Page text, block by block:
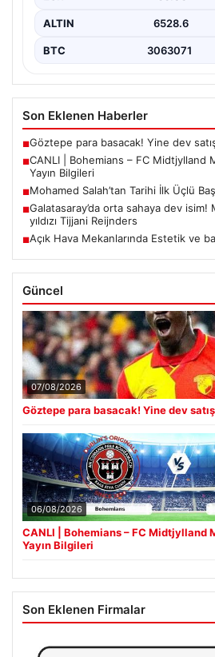
ALTIN 6528.6
BTC 3063071
Son Eklenen Haberler
■Göztepe para basacak! Yine dev
■CANLI | Bohemians – FC Midtjylland
Yayın Bilgileri
■Mohamed Salah’tan Tarihi İlk Üçlü
■Galatasaray’da orta sahaya dev isim!
yıldızı Tijjani Reijnders
■Açık Hava Mekanlarında Estetik ve
Güncel
07/08/2026
Göztepe para basacak! Yine dev
06/08/2026
CANLI | Bohemians – FC Midtjylland
Yayın Bilgileri
Son Eklenen Firmalar